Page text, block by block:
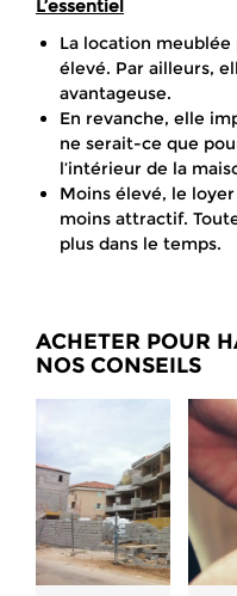
L’essentiel
La location
élevé. Par ailleurs,
avantageuse.
En revanche, elle
ne serait-ce que
l’intérieur de la
Moins élevé, le
moins attractif.
plus dans le temps.
ACHETER POUR
NOS CONSEILS